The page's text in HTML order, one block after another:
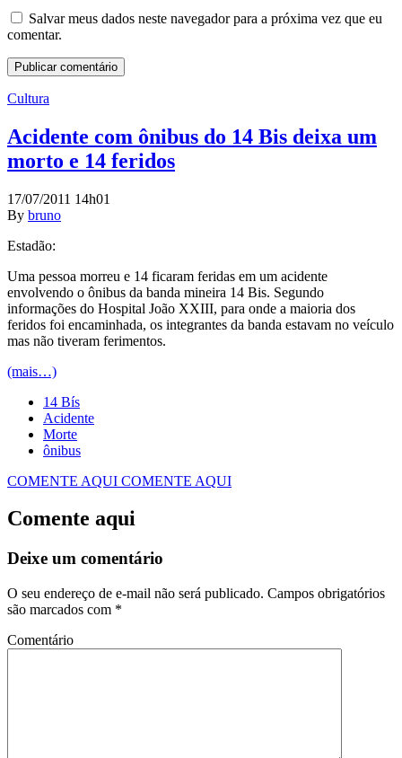
Salvar meus dados neste navegador para a próxima vez que eu
comentar.
Cultura
Acidente com ônibus do 14 Bis deixa um
morto e 14 feridos
17/07/2011 14h01
By bruno
Estadão:
Uma pessoa morreu e 14 ficaram feridas em um acidente
envolvendo o ônibus da banda mineira 14 Bis. Segundo
informações do Hospital João XXIII, para onde a maioria dos
feridos foi encaminhada, os integrantes da banda estavam no veículo
mas não tiveram ferimentos.
(mais…)
14 Bís
Acidente
Morte
ônibus
COMENTE AQUI COMENTE AQUI
Comente aqui
Deixe um comentário
O seu endereço de e-mail não será publicado. Campos obrigatórios
são marcados com *
Comentário